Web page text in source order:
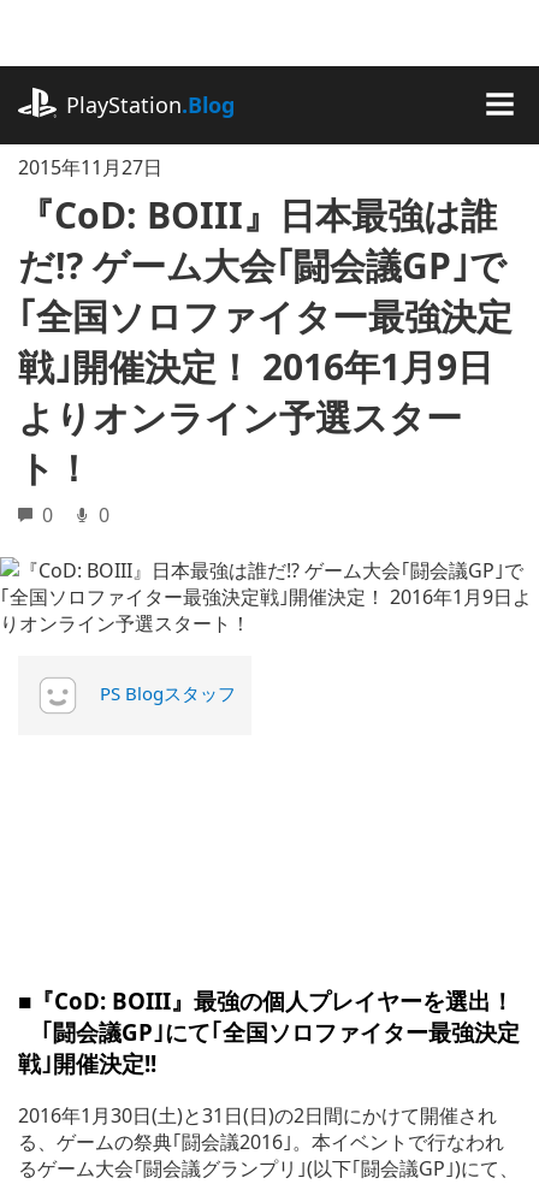
に
キ
ッ
プ
PlayStation.Blog
2015年11月27日
『CoD: BOIII』日本最強は誰
だ!? ゲーム大会｢闘会議GP｣で
｢全国ソロファイター最強決定
戦｣開催決定！ 2016年1月9日
よりオンライン予選スター
ト！
0 0
PS Blogスタッフ
■『CoD: BOIII』最強の個人プレイヤーを選出！
｢闘会議GP｣にて｢全国ソロファイター最強決定
戦｣開催決定!!
2016年1月30日(土)と31日(日)の2日間にかけて開催され
る、ゲームの祭典｢闘会議2016｣。本イベントで行なわれ
るゲーム大会｢闘会議グランプリ｣(以下｢闘会議GP｣)にて、